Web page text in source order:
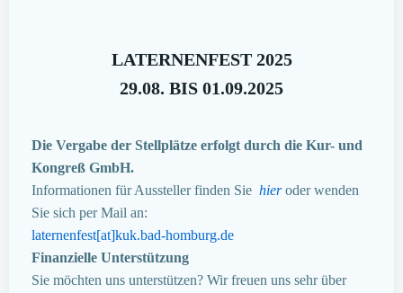
LATERNENFEST 2025
29.08. BIS 01.09.2025
Die Vergabe der Stellplätze erfolgt durch die Kur- und
Kongreß GmbH.
Informationen für Aussteller finden Sie hieroder wenden
Sie sich per Mail an:
laternenfest[at]kuk.bad-homburg.de
Finanzielle Unterstützung
Sie möchten uns unterstützen? Wir freuen uns sehr über